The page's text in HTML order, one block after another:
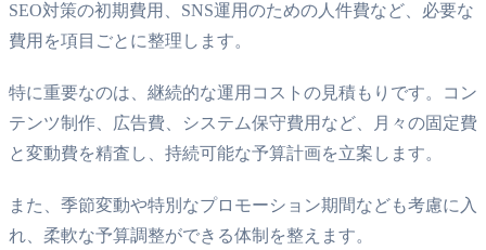
SEO対策の初期費用、SNS運用のための人件費など、必要な
費用を項目ごとに整理します。
特に重要なのは、継続的な運用コストの見積もりです。コン
テンツ制作、広告費、システム保守費用など、月々の固定費
と変動費を精査し、持続可能な予算計画を立案します。
また、季節変動や特別なプロモーション期間なども考慮に入
れ、柔軟な予算調整ができる体制を整えます。